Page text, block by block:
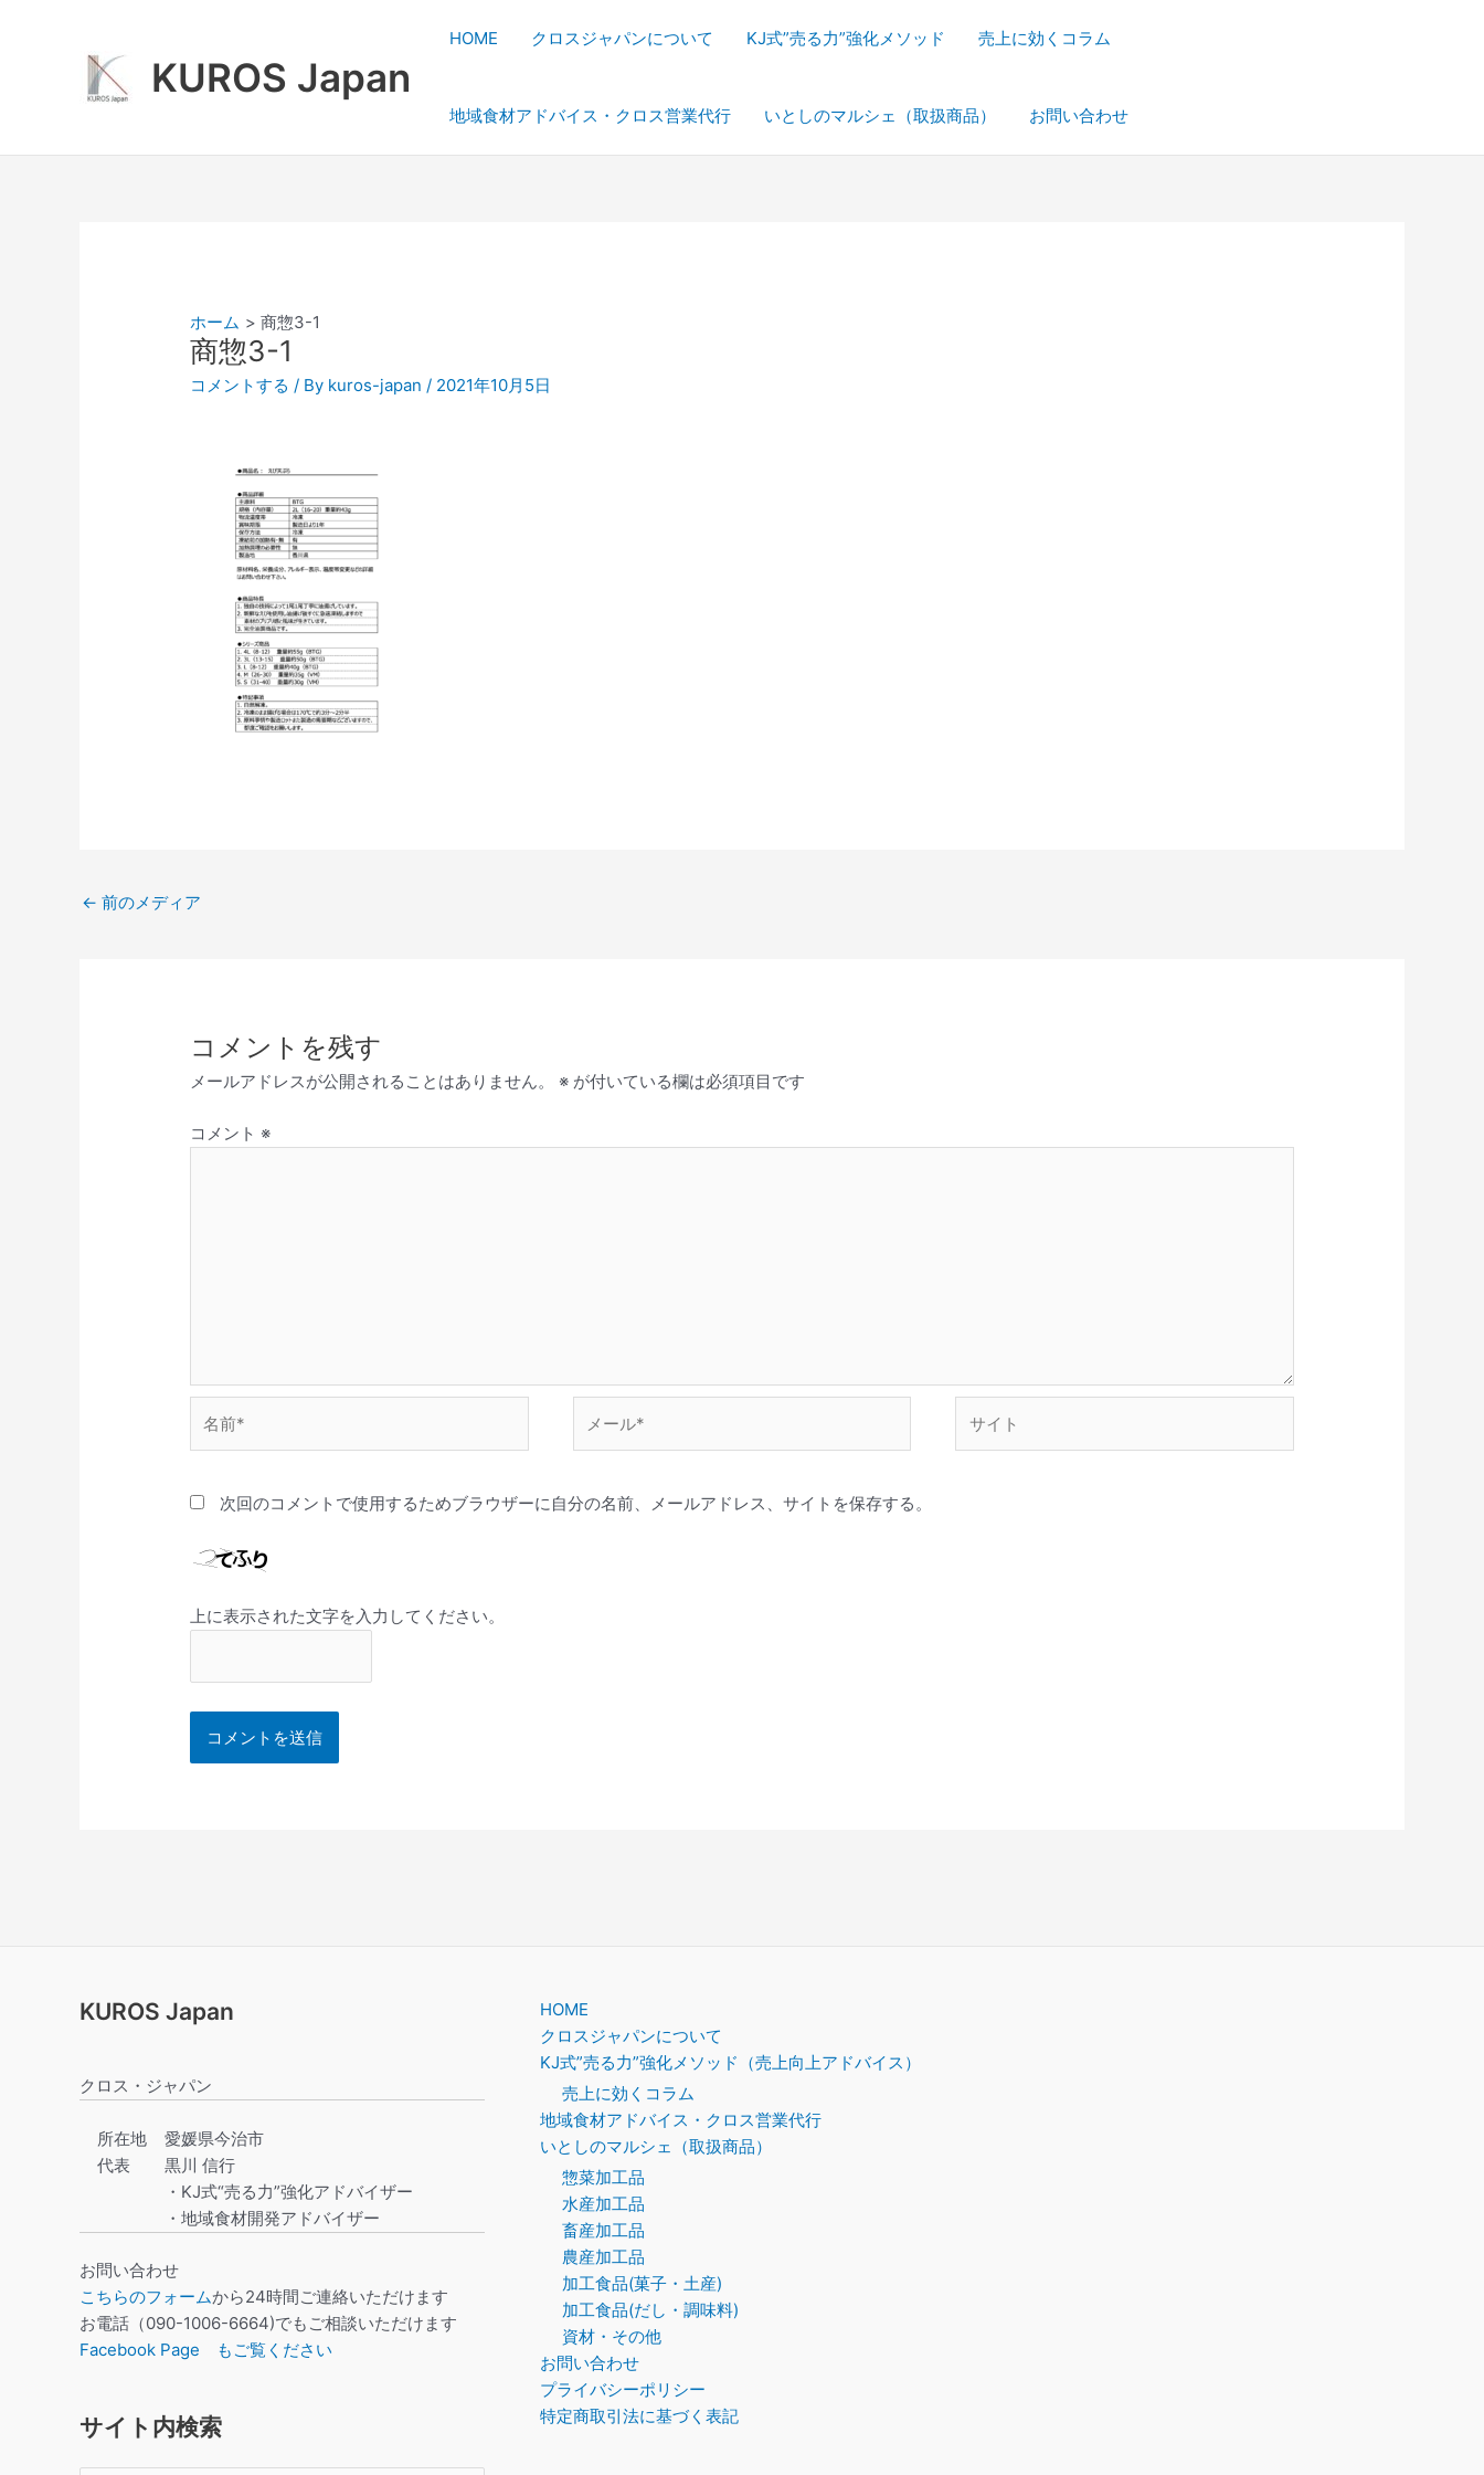
KUROS Japan
HOME クロスジャパンについて KJ式”売る力”強化メソッド 売上に効くコラム
地域食材アドバイス・クロス営業代行 いとしのマルシェ（取扱商品） お問い合わせ
ホーム 商惣3-1
商惣3-1
コメントする / By kuros-japan/ 2021年10月5日
← 前のメディア
コメントを残す
メールアドレスが公開されることはありません。 ※ が付いている欄は必須項目です
コメント ※
前
ー
次回のコメントで使用するためブラウザーに自分の名前、メールアドレス、サイトを保存する。
上に表示された文字を入力してください。
KUROS Japan
クロス・ジャパン
所在地
代表
愛媛県今治市
黒川 信行
・KJ式“売る力”強化アドバイザー
・地域食材開発アドバイザー
お問い合わせ
こちらのフォームから24時間ご連絡いただけます
お電話（090-1006-6664)でもご相談いただけます
Facebook Page もご覧ください
サイト内検索
HOME
クロスジャパンについて
KJ式”売る力”強化メソッド（売上向上アドバイス）
売上に効くコラム
地域食材アドバイス・クロス営業代行
いとしのマルシェ（取扱商品）
惣菜加工品
水産加工品
畜産加工品
農産加工品
加工食品(菓子・土産)
加工食品(だし・調味料)
資材・その他
お問い合わせ
プライバシーポリシー
特定商取引法に基づく表記